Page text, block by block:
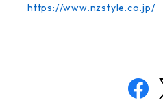
https://www.nzstyle.co.jp/